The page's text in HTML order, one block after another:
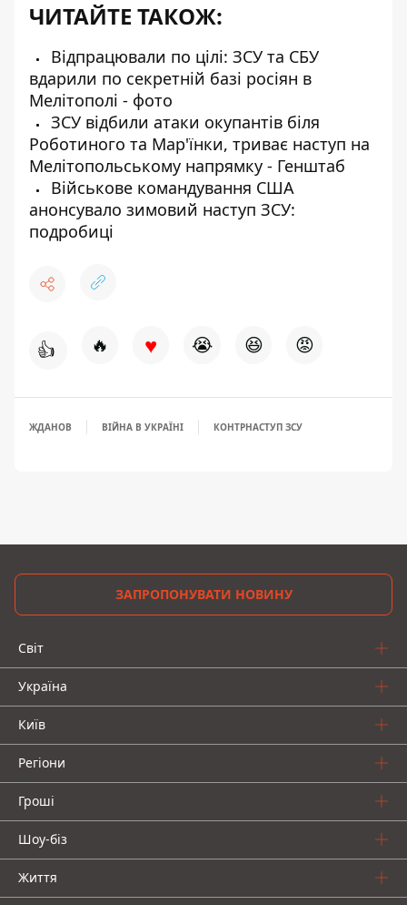
ЧИТАЙТЕ ТАКОЖ:
Відпрацювали по цілі: ЗСУ та СБУ
вдарили по секретній базі росіян в
Мелітополі - фото
ЗСУ відбили атаки окупантів біля
Роботиного та Мар'їнки, триває наступ на
Мелітопольському напрямку - Генштаб
Військове командування США
анонсувало зимовий наступ ЗСУ:
подробиці
👍 🔥 ♥ 😭 😆 😡
ЖДАНОВ ВІЙНА В УКРАЇНІ КОНТРНАСТУП ЗСУ
ЗАПРОПОНУВАТИ НОВИНУ
Світ
Україна
Київ
Регіони
Гроші
Шоу-біз
Життя